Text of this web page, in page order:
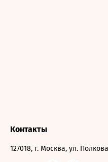
Контакты
127018, г. Москва, ул.